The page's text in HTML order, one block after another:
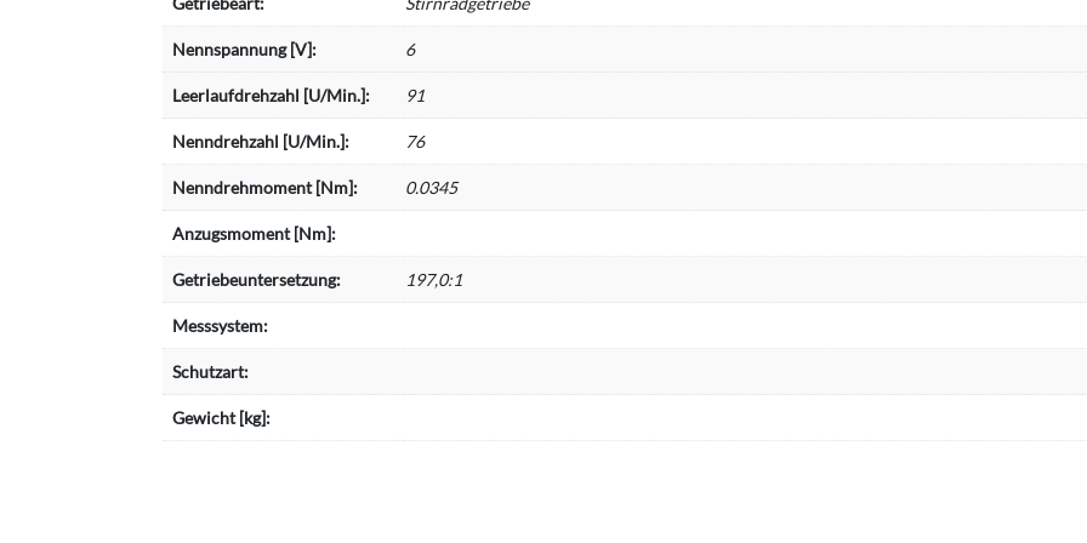
Nennspannung [V]: 6
Leerlaufdrehzahl [U/Min.]: 91
Nenndrehzahl [U/Min.]: 76
Nenndrehmoment [Nm]: 0.0345
Anzugsmoment [Nm]:
Getriebeuntersetzung: 197,0:1
Messsystem:
Schutzart:
Gewicht [kg]: